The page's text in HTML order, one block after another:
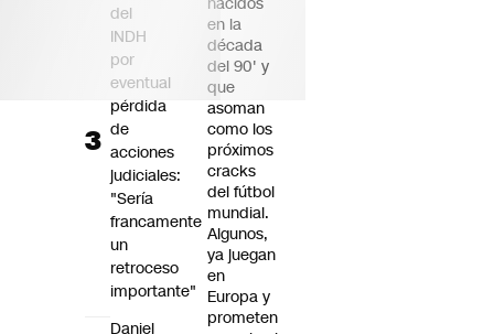
en la
década
del 90' y
que
asoman
como los
próximos
cracks
del fútbol
mundial.
Algunos,
ya juegan
en
Europa y
prometen
del
INDH
por
eventual
pérdida
de
acciones
judiciales:
"Sería
francamente
un
retroceso
importante"
Daniel